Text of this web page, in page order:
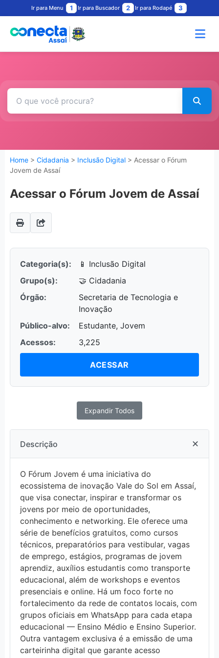
Ir para Menu 1 Ir para Buscador 2 Ir para Rodapé 3
Home > Cidadania > Inclusão Digital > Acessar o Fórum
Jovem de Assaí
Acessar o Fórum Jovem de Assaí
Categoria(s):
📱 Inclusão Digital
Grupo(s):
🤝 Cidadania
Órgão:
Secretaria de Tecnologia e
Inovação
Público-alvo:
Estudante, Jovem
Acessos:
3,225
ACESSAR
Expandir Todos
Descrição ✕
O Fórum Jovem é uma iniciativa do
ecossistema de inovação Vale do Sol em Assaí,
que visa conectar, inspirar e transformar os
jovens por meio de oportunidades,
conhecimento e networking. Ele oferece uma
série de benefícios gratuitos, como cursos
técnicos, preparatórios para vestibular, vagas
de emprego, estágios, programas de jovem
aprendiz, auxílios estudantis como transporte
educacional, além de workshops e eventos
presenciais e online. Há um foco forte no
fortalecimento da rede de contatos locais, com
grupos oficiais em WhatsApp para cada etapa
educacional — Ensino Médio e Ensino Superior.
Outra vantagem exclusiva é a emissão de uma
carteirinha digital que garante acesso